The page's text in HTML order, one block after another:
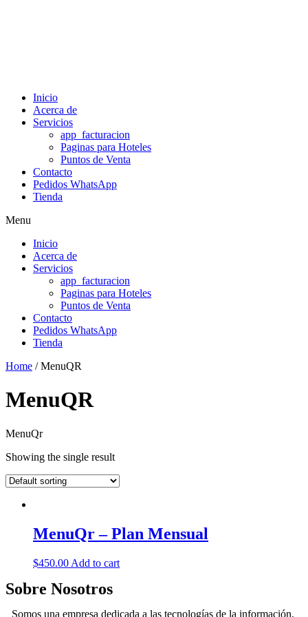
Inicio
Acerca de
Servicios
app_facturacion
Paginas para Hoteles
Puntos de Venta
Contacto
Pedidos WhatsApp
Tienda
Menu
Inicio
Acerca de
Servicios
app_facturacion
Paginas para Hoteles
Puntos de Venta
Contacto
Pedidos WhatsApp
Tienda
Home / MenuQR
MenuQR
MenuQr
Showing the single result
MenuQr – Plan Mensual
$450.00 Add to cart
Sobre Nosotros
Somos una empresa dedicada a las tecnologías de la información,